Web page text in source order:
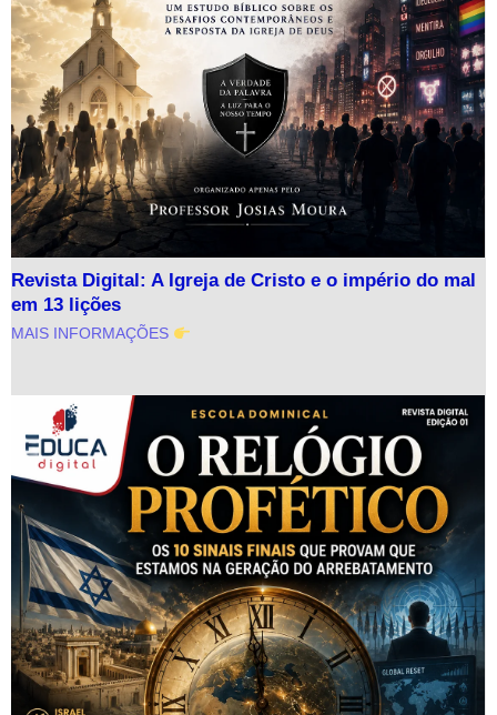
Revista Digital: A Igreja de Cristo e o império do mal
em 13 lições
MAIS INFORMAÇÕES